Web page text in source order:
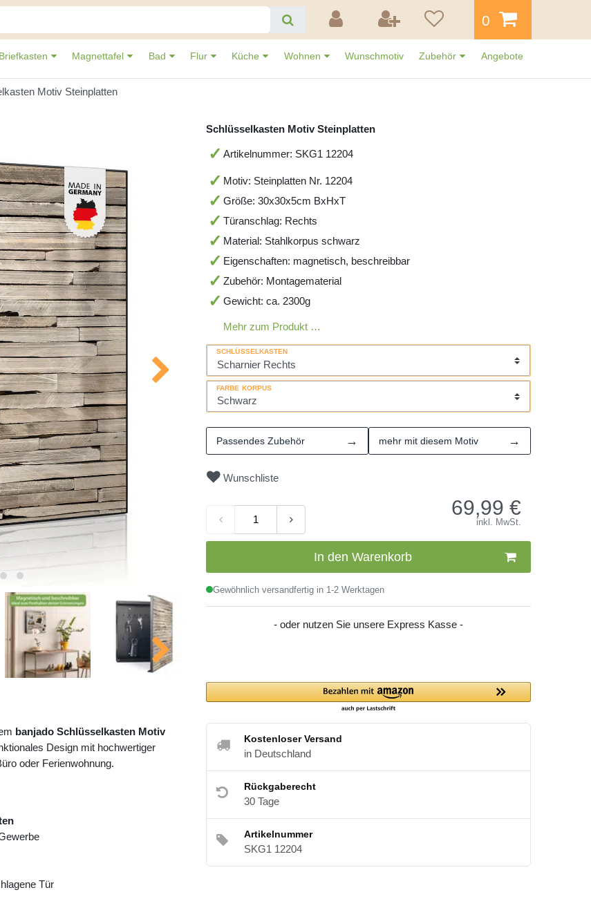
0
Briefkasten Magnettafel Bad Flur Küche Wohnen Wunschmotiv Zubehör Angebote
Motiv Steinplatten
banjado Schlüsselkasten Motiv
Design mit hochwertiger
oder Ferienwohnung.
Tür
Schlüsselkasten Motiv Steinplatten
Artikelnummer: SKG1 12204
Motiv: Steinplatten Nr. 12204
Größe: 30x30x5cm BxHxT
Türanschlag: Rechts
Material: Stahlkorpus schwarz
Eigenschaften: magnetisch, beschreibbar
Zubehör: Montagematerial
Gewicht: ca. 2300g
Mehr zum Produkt …
SCHLÜSSELKASTEN
FARBE KORPUS
Passendes Zubehör → mehr mit diesem Motiv →
Wunschliste
69,99 €
inkl. MwSt.
In den Warenkorb
Gewöhnlich versandfertig in 1-2 Werktagen
- oder nutzen Sie unsere Express Kasse -
Kostenloser Versand
in Deutschland
Rückgaberecht
30 Tage
Artikelnummer
SKG1 12204